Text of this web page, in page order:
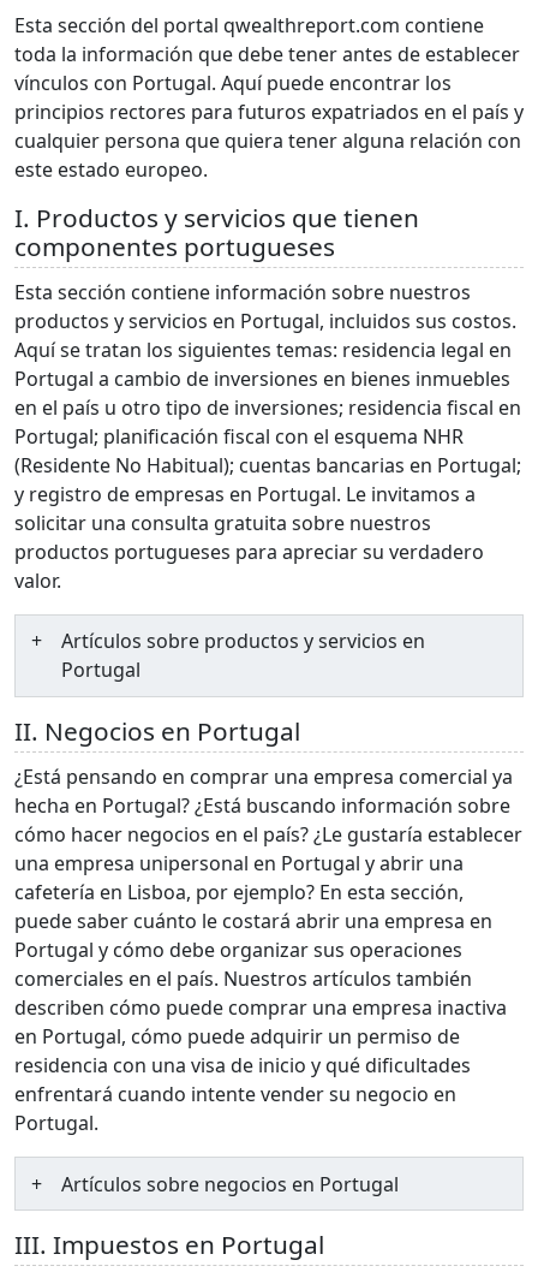
Esta sección del portal qwealthreport.com contiene
toda la información que debe tener antes de establecer
vínculos con Portugal. Aquí puede encontrar los
principios rectores para futuros expatriados en el país y
cualquier persona que quiera tener alguna relación con
este estado europeo.
I. Productos y servicios que tienen
componentes portugueses
Esta sección contiene información sobre nuestros
productos y servicios en Portugal, incluidos sus costos.
Aquí se tratan los siguientes temas: residencia legal en
Portugal a cambio de inversiones en bienes inmuebles
en el país u otro tipo de inversiones; residencia fiscal en
Portugal; planificación fiscal con el esquema NHR
(Residente No Habitual); cuentas bancarias en Portugal;
y registro de empresas en Portugal. Le invitamos a
solicitar una consulta gratuita sobre nuestros
productos portugueses para apreciar su verdadero
valor.
Artículos sobre productos y servicios en
Portugal
II. Negocios en Portugal
¿Está pensando en comprar una empresa comercial ya
hecha en Portugal? ¿Está buscando información sobre
cómo hacer negocios en el país? ¿Le gustaría establecer
una empresa unipersonal en Portugal y abrir una
cafetería en Lisboa, por ejemplo? En esta sección,
puede saber cuánto le costará abrir una empresa en
Portugal y cómo debe organizar sus operaciones
comerciales en el país. Nuestros artículos también
describen cómo puede comprar una empresa inactiva
en Portugal, cómo puede adquirir un permiso de
residencia con una visa de inicio y qué dificultades
enfrentará cuando intente vender su negocio en
Portugal.
Artículos sobre negocios en Portugal
III. Impuestos en Portugal